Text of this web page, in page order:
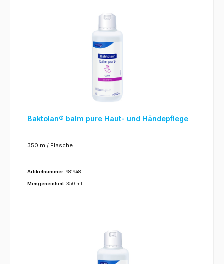
Baktolan® balm pure Haut- und Händepflege
350 ml/ Flasche
Artikelnummer: 981948
Mengeneinheit: 350 ml